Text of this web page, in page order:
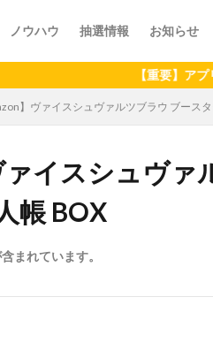
ノウハウ 抽選情報 お知らせ
【重要】アプリの最新
】ヴァイスシュヴァルツブラウ ブース
ァイスシュヴ
帳 BOX
まれています。